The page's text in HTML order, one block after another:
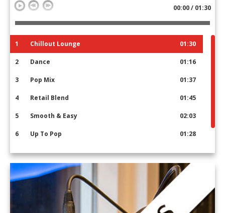
00:00 / 01:30
1 01:30
Chillout Lounge
2 01:16
Dance
3 01:37
Pop Mix
4 01:45
Retail Blend
5 02:03
Smooth & Easy
6 01:28
Up To Pop
7 01:03
Asian Lounge